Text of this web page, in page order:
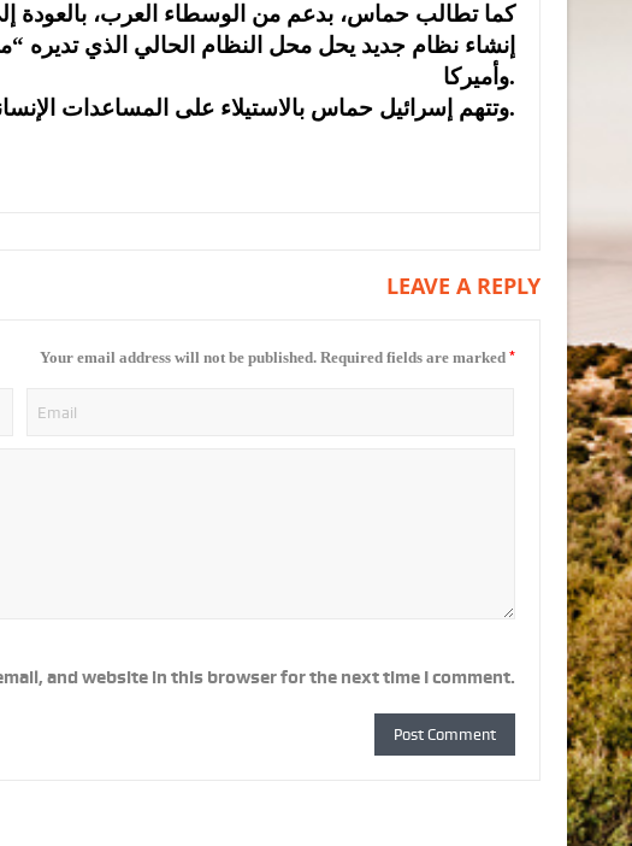
كما تطالب حماس، بدعم من الوسطاء العرب، بالعودة إلى
إنشاء نظام جديد يحل محل النظام الحالي الذي تديره
وأميركا.
وتتهم إسرائيل حماس بالاستيلاء على المساعدات الإنسانية، وهو الاتهام الذي طالما تنفيه الحركة.
LEAVE A REPLY
Your email address will not be published. Required fields are marked *
and website in this browser for the next time I comment.